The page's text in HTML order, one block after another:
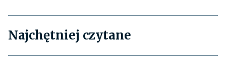
Najchętniej czytane